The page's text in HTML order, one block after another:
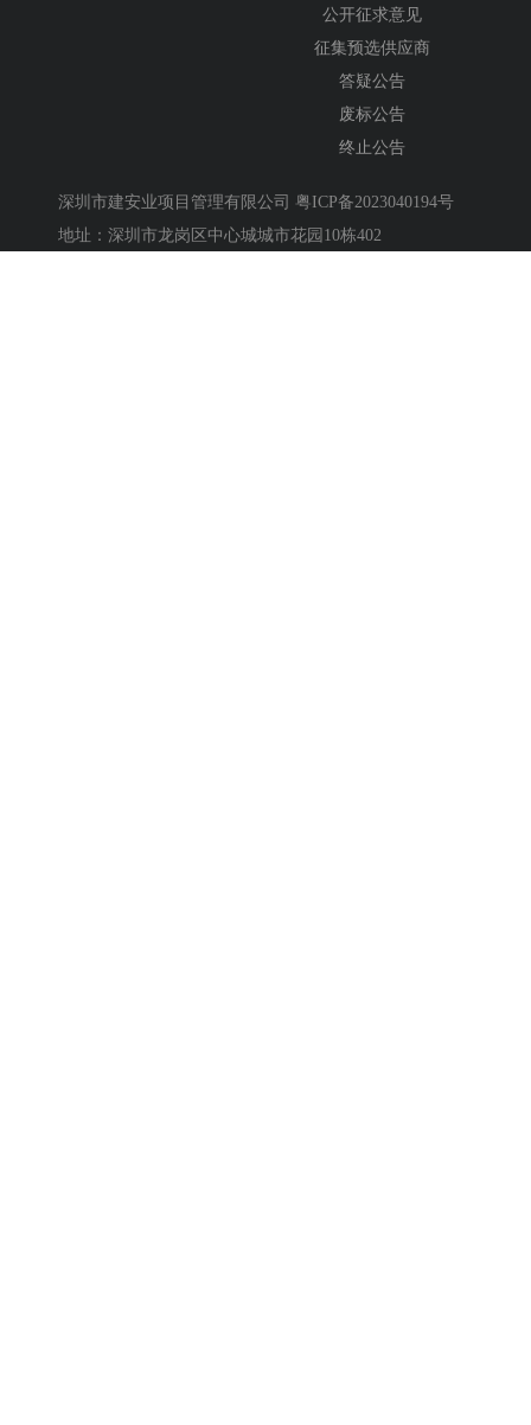
公开征求意见
征集预选供应商
答疑公告
废标公告
终止公告
深圳市建安业项目管理有限公司 粤ICP备2023040194号
地址：深圳市龙岗区中心城城市花园10栋402